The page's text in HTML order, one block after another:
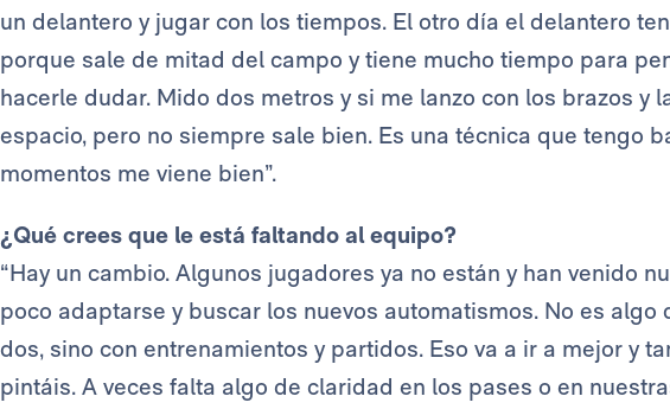
un delantero y jugar con los tiempos. El otro día el delantero
porque sale de mitad del campo y tiene mucho tiempo para
hacerle dudar. Mido dos metros y si me lanzo con los brazos y
espacio, pero no siempre sale bien. Es una técnica que tengo
momentos me viene bien”.
¿Qué crees que le está faltando al equipo?
“Hay un cambio. Algunos jugadores ya no están y han venido
poco adaptarse y buscar los nuevos automatismos. No es algo
dos, sino con entrenamientos y partidos. Eso va a ir a mejor y
pintáis. A veces falta algo de claridad en los pases o en